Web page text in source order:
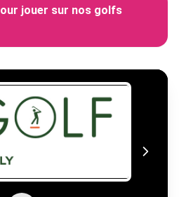
jouer sur nos golfs